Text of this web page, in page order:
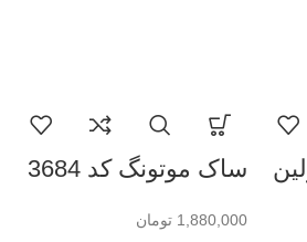
ساک موتونگ کد 3684
1,880,000 تومان